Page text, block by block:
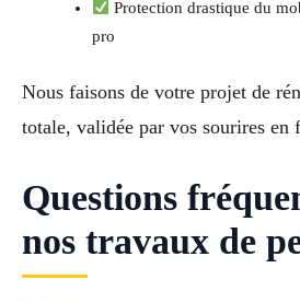
Protection drastique du
pro
Nous faisons de votre projet de
totale, validée par vos sourires en
Questions
nos travaux de